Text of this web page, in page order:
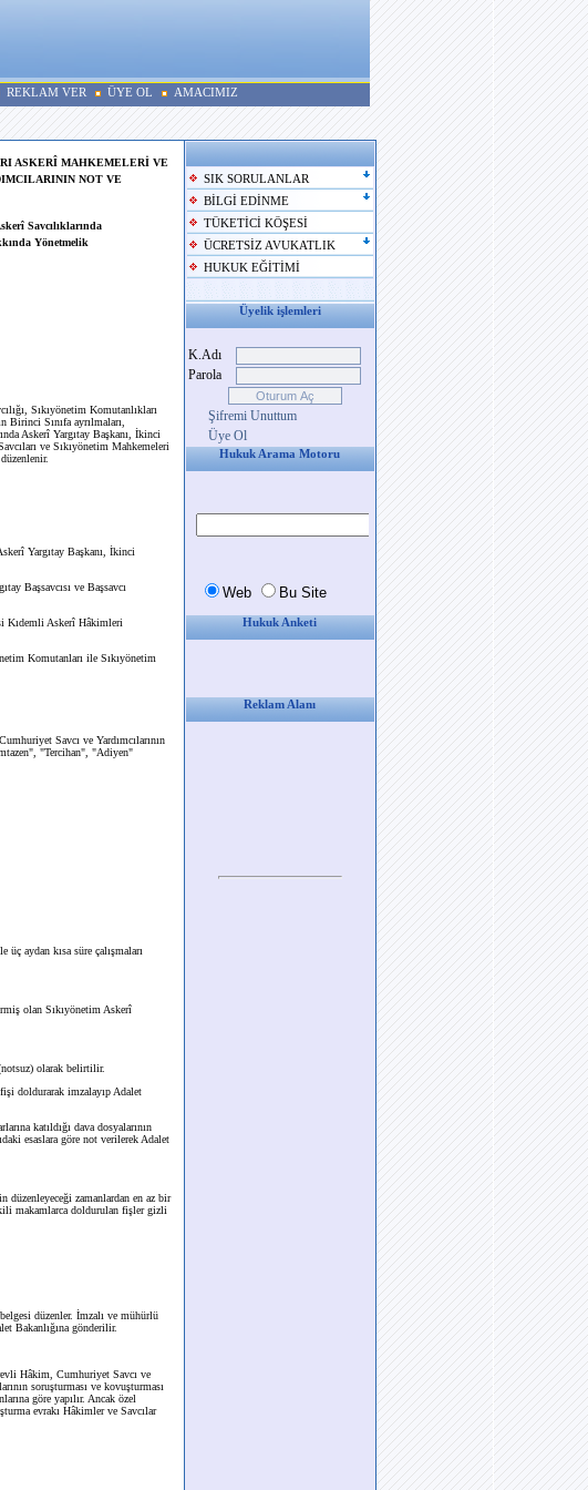
REKLAM VER ÜYE OL AMACIMIZ
ASKERÎ MAHKEMELERİ VE
NOT VE
Savcılıklarında
Yönetmelik
Sıkıyönetim Komutanlıkları
Birinci Sınıfa ayrılmaları,
Askerî Yargıtay Başkanı, İkinci
ve Sıkıyönetim Mahkemeleri
Yargıtay Başkanı, İkinci
Başsavcısı ve Başsavcı
Kıdemli Askerî Hâkimleri
Komutanları ile Sıkıyönetim
Savcı ve Yardımcılarının
"Tercihan", "Adiyen"
aydan kısa süre çalışmaları
olan Sıkıyönetim Askerî
olarak belirtilir.
doldurarak imzalayıp Adalet
katıldığı dava dosyalarının
esaslara göre not verilerek Adalet
düzenleyeceği zamanlardan en az bir
makamlarca doldurulan fişler gizli
düzenler. İmzalı ve mühürlü
Bakanlığına gönderilir.
Hâkim, Cumhuriyet Savcı ve
soruşturması ve kovuşturması
göre yapılır. Ancak özel
evrakı Hâkimler ve Savcılar
SIK SORULANLAR
BİLGİ EDİNME
TÜKETİCİ KÖŞESİ
ÜCRETSİZ AVUKATLIK
HUKUK EĞİTİMİ
Üyelik işlemleri
K.Adı
Parola
Şifremi Unuttum
Üye Ol
Hukuk Arama Motoru
Hukuk Anketi
Reklam Alanı